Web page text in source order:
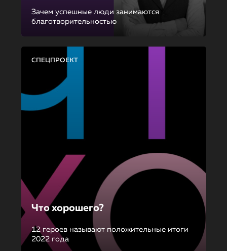
Зачем успешные люди занимаются
благотворительностью
СПЕЦПРОЕКТ
Что хорошего?
12 героев называют положительные итоги
2022 года